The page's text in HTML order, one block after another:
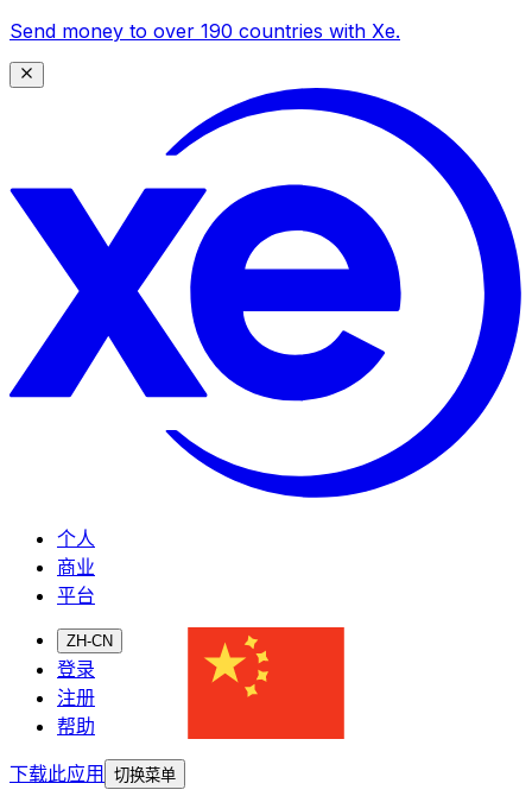
Send money to over 190 countries with Xe.
个人
商业
平台
ZH-CN
登录
注册
帮助
下载此应用
切换菜单